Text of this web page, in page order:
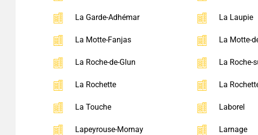
La Garde-Adhémar La Laupie
La Motte-Fanjas La Motte-
La Roche-de-Glun La Roche-
La Rochette La
La Touche Laborel
Lapeyrouse-Mornay Larnage